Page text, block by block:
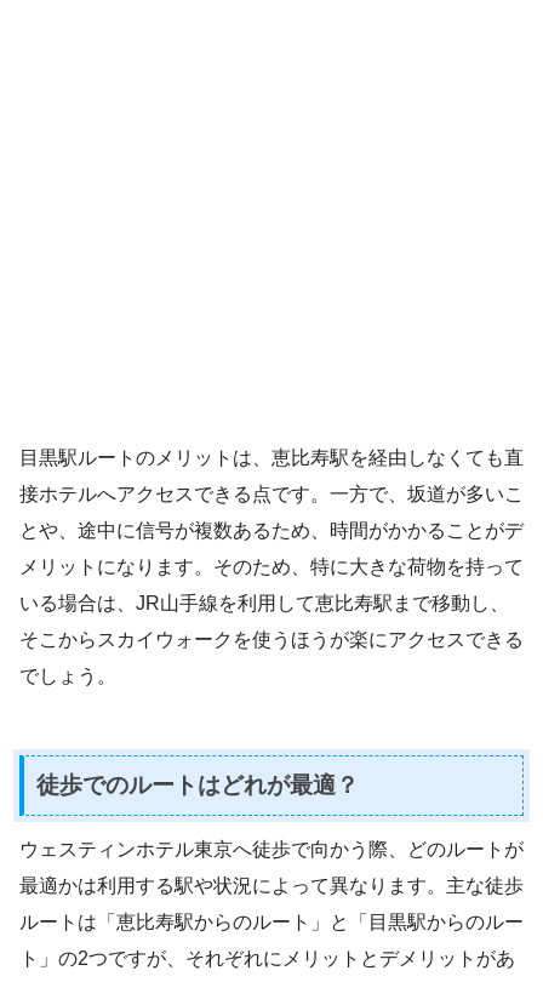
目黒駅ルートのメリットは、恵比寿駅を経由しなくても直
接ホテルへアクセスできる点です。一方で、坂道が多いこ
とや、途中に信号が複数あるため、時間がかかることがデ
メリットになります。そのため、特に大きな荷物を持って
いる場合は、JR山手線を利用して恵比寿駅まで移動し、
そこからスカイウォークを使うほうが楽にアクセスできる
でしょう。
徒歩でのルートはどれが最適？
ウェスティンホテル東京へ徒歩で向かう際、どのルートが
最適かは利用する駅や状況によって異なります。主な徒歩
ルートは「恵比寿駅からのルート」と「目黒駅からのルー
ト」の2つですが、それぞれにメリットとデメリットがあ